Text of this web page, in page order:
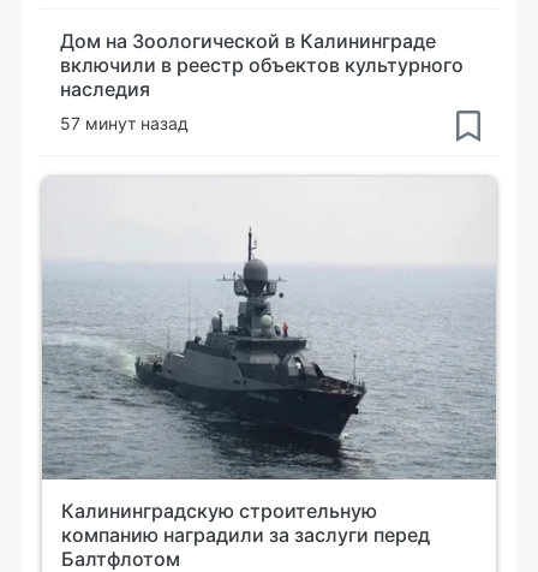
Дом на Зоологической в Калининграде
включили в реестр объектов культурного
наследия
57 минут назад
Калининградскую строительную
компанию наградили за заслуги перед
Балтфлотом